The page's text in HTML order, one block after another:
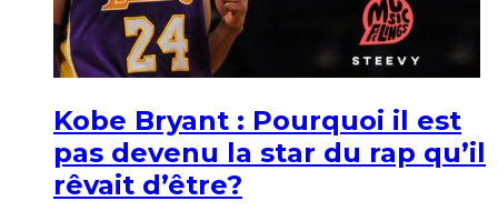
Kobe Bryant : Pourquoi il est
pas devenu la star du rap qu’il
rêvait d’être?